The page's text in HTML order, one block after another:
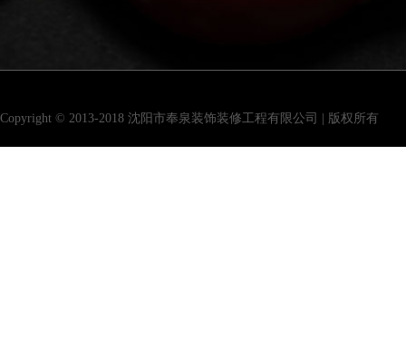
Copyright © 2013-2018 沈阳市奉泉装饰装修工程有限公司 | 版权所有